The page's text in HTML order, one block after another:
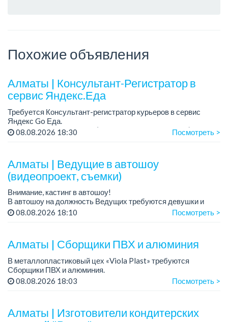
Похожие объявления
Алматы | Консультант-Регистратор в
сервис Яндекс.Еда
Требуется Консультант-регистратор курьеров в сервис
Яндекс Go Еда.
Условия: работа в офисе (Абылай хана - Макатаева).
08.08.2026 18:30 Посмотреть >
Алматы | Ведущие в автошоу
(видеопроект, съемки)
Внимание, кастинг в автошоу!
В автошоу на должность Ведущих требуются девушки и
парни. А также авто эксперты и авто перекупы.
08.08.2026 18:10 Посмотреть >
Алматы | Сборщики ПВХ и алюминия
В металлопластиковый цех «Viola Plast» требуются
Сборщики ПВХ и алюминия.
График работы: 5/2, с 08.00 до 17.00.
08.08.2026 18:03 Посмотреть >
Алматы | Изготовители кондитерских